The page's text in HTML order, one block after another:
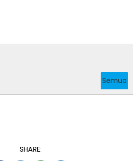
Semua
SHARE: